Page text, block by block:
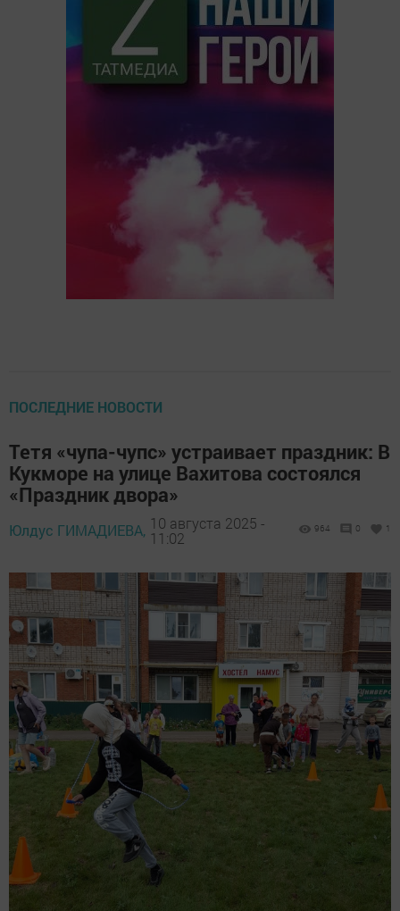
ПОСЛЕДНИЕ НОВОСТИ
Тетя «чупа-чупс» устраивает праздник: В
Кукморе на улице Вахитова состоялся
«Праздник двора»
Юлдус ГИМАДИЕВА, 10 августа 2025 -
11:02
964 0 1